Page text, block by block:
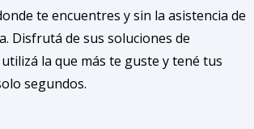
te encuentres y sin la asistencia de
Disfrutá de sus soluciones de
la que más te guste y tené tus
segundos.